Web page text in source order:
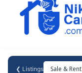
❮ Listings